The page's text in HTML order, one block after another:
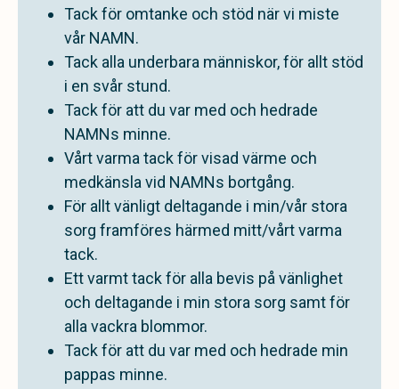
Tack för omtanke och stöd när vi miste
vår NAMN.
Tack alla underbara människor, för allt stöd
i en svår stund.
Tack för att du var med och hedrade
NAMNs minne.
Vårt varma tack för visad värme och
medkänsla vid NAMNs bortgång.
För allt vänligt deltagande i min/vår stora
sorg framföres härmed mitt/vårt varma
tack.
Ett varmt tack för alla bevis på vänlighet
och deltagande i min stora sorg samt för
alla vackra blommor.
Tack för att du var med och hedrade min
pappas minne.